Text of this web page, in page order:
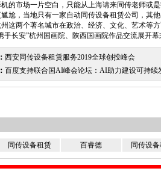
的市场一片空白，只能从上海请来同传老师或
尬，当地只有一家自动同传设备租赁公司，其
这两个著名城市在政治、经济、文化、艺术等
手长安”杭州国画院、陕西国画院作品交流展开
西安同传设备租赁服务2019全球创投峰会
百度支持联合国AI峰会论坛：AI助力建设可持续
同传设备租赁 百睿德 同传设